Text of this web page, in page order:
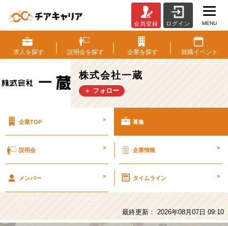
式
会
社
一
蔵
の
人
内
東
会員登録 ログイン MENU
求人を探す 説明会を探す 企業を探す 就職イベント
株式会社一蔵
＋ フォロー
企業TOP > 募集
説明会 > 企業情報 >
メンバー > タイムライン >
最終更新： 2026年08月07日 09:10